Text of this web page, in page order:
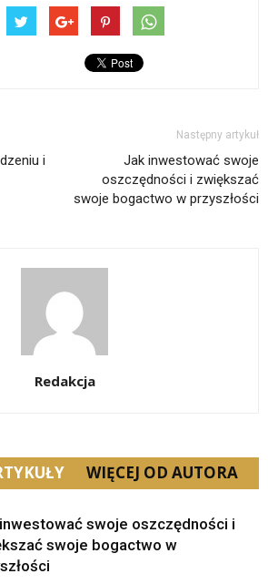
i
Następny artykuł
Jak inwestować swoje
oszczędności i zwiększać
swoje bogactwo w przyszłości
Redakcja
WIĘCEJ OD AUTORA
swoje oszczędności i
swoje bogactwo w